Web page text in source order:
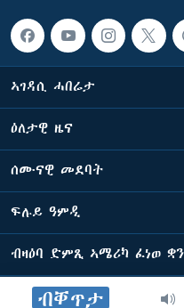
ብቐጥታ
ኣገዳሲ ሓበሬታ
ዕለታዊ ዜና
ሰሙናዊ መደባት
ፍሉይ ዓምዲ
ብዛዕባ ድምጺ ኣሜሪካ ፈነወ